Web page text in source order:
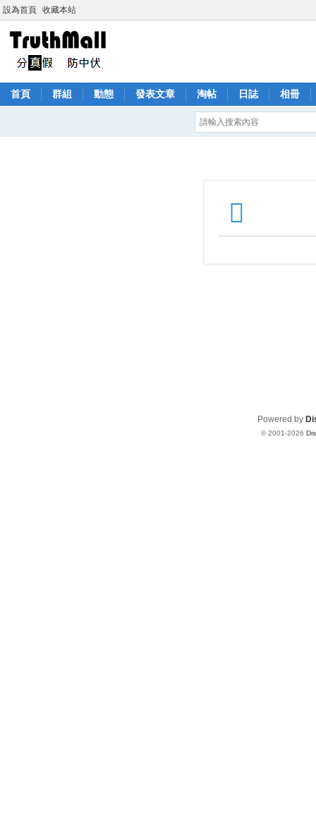
設為首頁 收藏本站
首頁 群組 動態 發表文章 淘帖 日誌 相冊
Powered by
© 2001-2026